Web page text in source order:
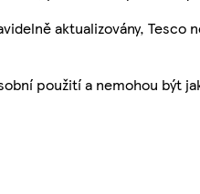
aktualizovány,
použití a nemohou být